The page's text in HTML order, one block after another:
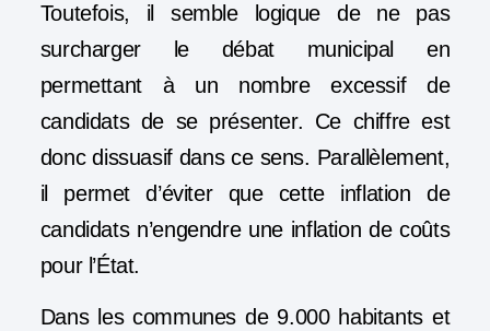
Toutefois, il semble logique de ne pas
surcharger le débat municipal en
permettant à un nombre excessif de
candidats de se présenter. Ce chiffre est
donc dissuasif dans ce sens. Parallèlement,
il permet d’éviter que cette inflation de
candidats n’engendre une inflation de coûts
pour l’État.
Dans les communes de 9.000 habitants et